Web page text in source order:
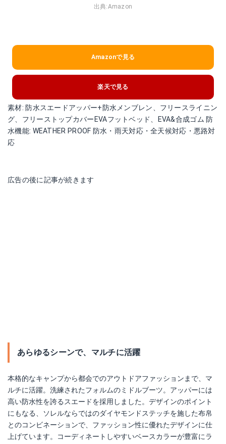
出典:Amazon
Amazonで見る
楽天で見る
素材: 防水スエードアッパー+防水メンブレン、フリースライニン
グ、フリーストップカバーEVAフットベッド、EVA&合成ゴム 防
水機能: WEATHER PROOF 防水・雨天対応・全天候対応・悪路対
応
広告の後に記事が続きます
あらゆるシーンで、マルチに活躍
本格的なキャンプから都会でのアウトドアファッションまで、マ
ルチに活躍。洗練されたフォルムのミドルブーツ。アッパーには
高い防水性を誇るスエードを採用しました。デザインのポイント
にもなる、ソレルならではのダイヤモンドステッチを施した布帛
とのコンビネーションで、ファッション性に優れたデザインに仕
上げています。コーディネートしやすいベースカラーが豊富にラ